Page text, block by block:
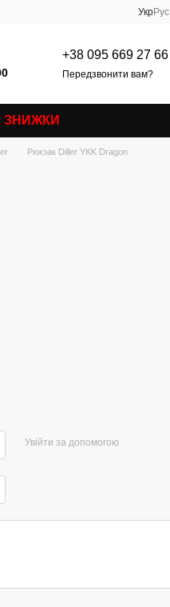
УкрРус
+38 095 669 27 66
Передзвонити вам?
ЗНИЖКИ
Рюкзак Diller YKK Dragon
Увійти за допомогою